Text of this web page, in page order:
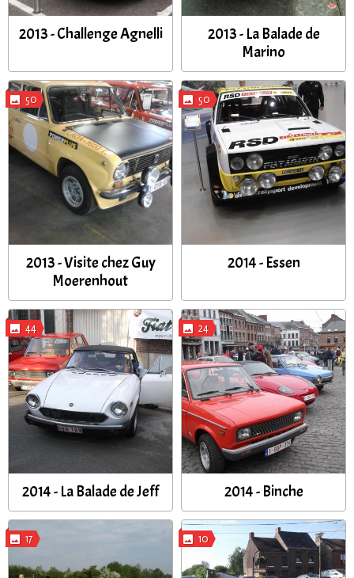
2013 - Challenge Agnelli
2013 - La Balade de
Marino
50
2013 - Visite chez Guy
Moerenhout
50
2014 - Essen
44
2014 - La Balade de Jeff
24
2014 - Binche
17 10